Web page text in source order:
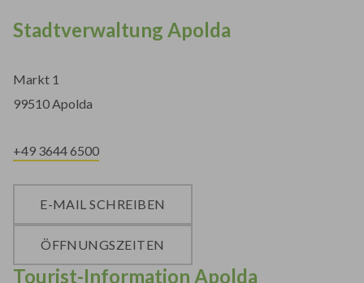
Stadtverwaltung Apolda
Markt 1
99510 Apolda
+49 3644 6500
E-MAIL SCHREIBEN
ÖFFNUNGSZEITEN
Tourist-Information Apolda